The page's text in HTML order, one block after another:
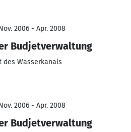
2006 - Apr. 2008
Budjetverwaltung
des Wasserkanals
2006 - Apr. 2008
Budjetverwaltung